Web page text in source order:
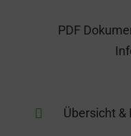
PDF
 Übersicht &